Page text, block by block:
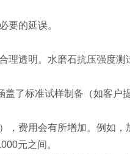
要的延误。
理透明。水磨石抗压强度测
了标准试样制备（如客户
，费用会有所增加。例如，
元之间。